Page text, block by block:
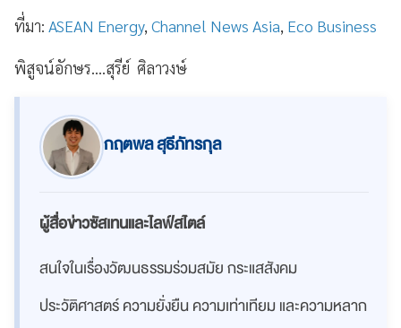
ที่มา: ASEAN Energy, Channel News Asia, Eco Business
พิสูจน์อักษร....สุรีย์ ศิลาวงษ์
กฤตพล สุธีภัทรกุล
ผู้สื่อข่าวซัสเทนและไลฟ์สไตล์
สนใจในเรื่องวัฒนธรรมร่วมสมัย กระแสสังคม
ประวัติศาสตร์ ความยั่งยืน ความเท่าเทียม และความหลาก